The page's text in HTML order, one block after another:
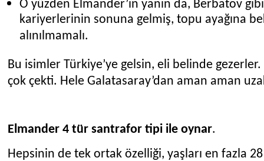
O yüzden Elmander’in yanın da, Berbatov
kariyerlerinin sonuna gelmiş, topu ayağına
alınılmamalı.
Bu isimler Türkiye’ye gelsin, eli belinde
çok çekti. Hele Galatasaray’dan aman aman
Elmander 4 tür santrafor tipi ile oynar.
Hepsinin de tek ortak özelliği, yaşları en fazla